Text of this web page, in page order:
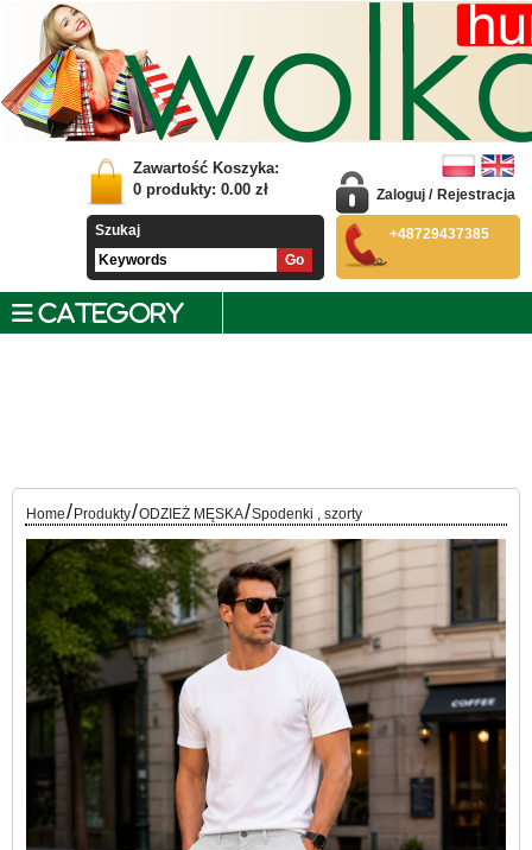
Zawartość Koszyka:
0 produkty: 0.00 zł
Szukaj
Zaloguj / Rejestracja
+48729437385
CATEGORY
Home/ Produkty/ODZIEŻ MĘSKA/Spodenki , szorty